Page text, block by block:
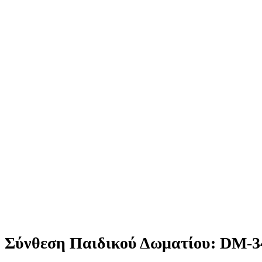
Σύνθεση Παιδικού Δωματίου: DM-